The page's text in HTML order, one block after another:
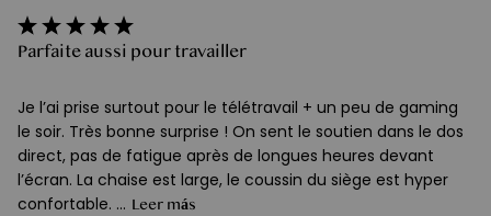
Parfaite aussi pour travailler
Je l’ai prise surtout pour le télétravail + un peu de gaming
le soir. Très bonne surprise ! On sent le soutien dans le dos
direct, pas de fatigue après de longues heures devant
l’écran. La chaise est large, le coussin du siège est hyper
confortable. ... Leer más